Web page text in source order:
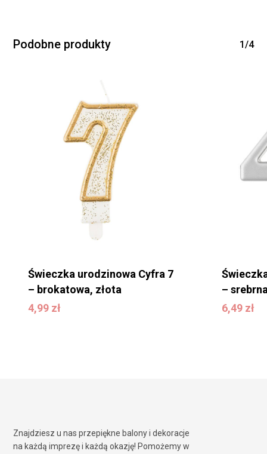
Podobne produkty 1/4
Świeczka urodzinowa Cyfra 7
– brokatowa, złota
4,99 zł
4,99zł
–
6,49 zł
6,49zł
Znajdziesz u nas przepiękne balony i dekoracje
na każdą imprezę i każdą okazję! Pomożemy w